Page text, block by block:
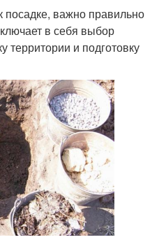
посадке, важно правильно
в себя выбор
территории и подготовку